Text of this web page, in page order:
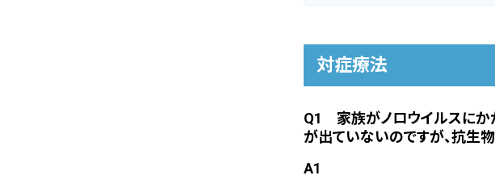
対症療法
Q1 家族がノロウイルスにか
が出ていないのですが、抗生
A1